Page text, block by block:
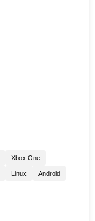
Xbox One
Linux Android